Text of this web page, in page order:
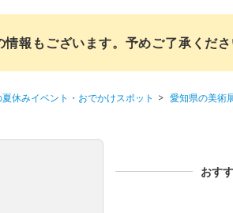
報もございます。予めご了承くださ
休みイベント・おでかけスポット
愛知県の美術
おす